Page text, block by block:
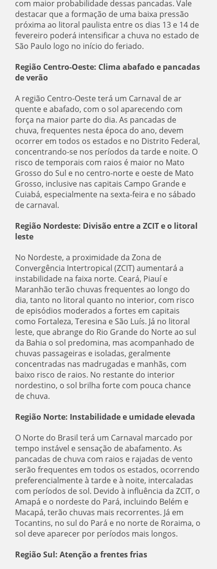
com maior probabilidade dessas pancadas. Vale
destacar que a formação de uma baixa pressão
próxima ao litoral paulista entre os dias 13 e 14 de
fevereiro poderá intensificar a chuva no estado de
São Paulo logo no início do feriado.
Região Centro-Oeste: Clima abafado e pancadas
de verão
A região Centro-Oeste terá um Carnaval de ar
quente e abafado, com o sol aparecendo com
força na maior parte do dia. As pancadas de
chuva, frequentes nesta época do ano, devem
ocorrer em todos os estados e no Distrito Federal,
concentrando-se nos períodos da tarde e noite. O
risco de temporais com raios é maior no Mato
Grosso do Sul e no centro-norte e oeste de Mato
Grosso, inclusive nas capitais Campo Grande e
Cuiabá, especialmente na sexta-feira e no sábado
de carnaval.
Região Nordeste: Divisão entre a ZCIT e o litoral
leste
No Nordeste, a proximidade da Zona de
Convergência Intertropical (ZCIT) aumentará a
instabilidade na faixa norte. Ceará, Piauí e
Maranhão terão chuvas frequentes ao longo do
dia, tanto no litoral quanto no interior, com risco
de episódios moderados a fortes em capitais
como Fortaleza, Teresina e São Luís. Já no litoral
leste, que abrange do Rio Grande do Norte ao sul
da Bahia o sol predomina, mas acompanhado de
chuvas passageiras e isoladas, geralmente
concentradas nas madrugadas e manhãs, com
baixo risco de raios. No restante do interior
nordestino, o sol brilha forte com pouca chance
de chuva.
Região Norte: Instabilidade e umidade elevada
O Norte do Brasil terá um Carnaval marcado por
tempo instável e sensação de abafamento. As
pancadas de chuva com raios e rajadas de vento
serão frequentes em todos os estados, ocorrendo
preferencialmente à tarde e à noite, intercaladas
com períodos de sol. Devido à influência da ZCIT, o
Amapá e o nordeste do Pará, incluindo Belém e
Macapá, terão chuvas mais recorrentes. Já em
Tocantins, no sul do Pará e no norte de Roraima, o
sol deve aparecer por períodos mais longos.
Região Sul: Atenção a frentes frias